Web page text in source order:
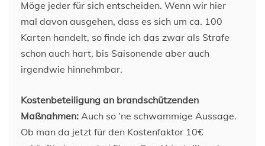
Möge jeder für sich entscheiden. Wenn wir hier
mal davon ausgehen, dass es sich um ca. 100
Karten handelt, so finde ich das zwar als Strafe
schon auch hart, bis Saisonende aber auch
irgendwie hinnehmbar.
Kostenbeteiligung an brandschützenden
Maßnahmen: Auch so ’ne schwammige Aussage.
Ob man da jetzt für den Kostenfaktor 10€